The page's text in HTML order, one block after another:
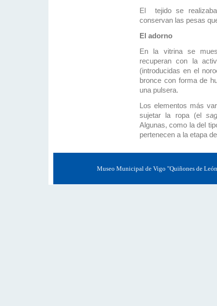
El tejido se
conservan las pesas
El adorno
En la vitrina se
recuperan con la
(introducidas en el
bronce con forma de
una pulsera.
Los elementos más
sujetar la ropa (el
Algunas, como la del
pertenecen a la etapa
Museo Municipal de Vigo "Quiñones de